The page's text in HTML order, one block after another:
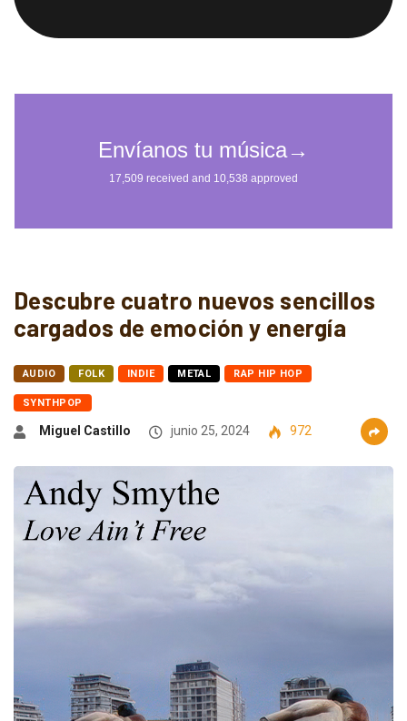
Descubre cuatro nuevos sencillos
cargados de emoción y energía
AUDIO FOLK INDIE METAL RAP HIP HOP
SYNTHPOP
Miguel Castillo junio 25, 2024 972